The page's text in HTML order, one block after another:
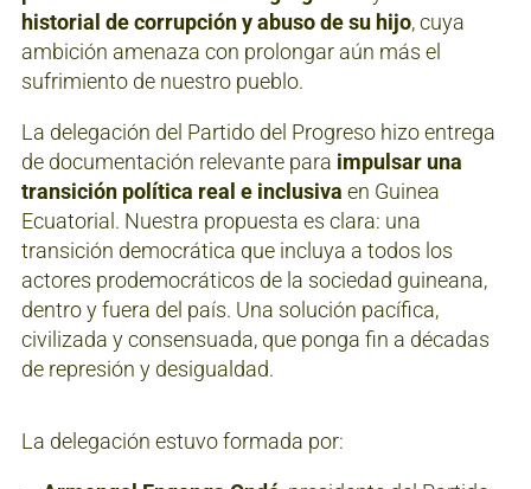
historial de corrupción y abuso de su hijo, cuya
ambición amenaza con prolongar aún más el
sufrimiento de nuestro pueblo.
La delegación del Partido del Progreso hizo entrega
de documentación relevante para impulsar una
transición política real e inclusiva en Guinea
Ecuatorial. Nuestra propuesta es clara: una
transición democrática que incluya a todos los
actores prodemocráticos de la sociedad guineana,
dentro y fuera del país. Una solución pacífica,
civilizada y consensuada, que ponga fin a décadas
de represión y desigualdad.
La delegación estuvo formada por: